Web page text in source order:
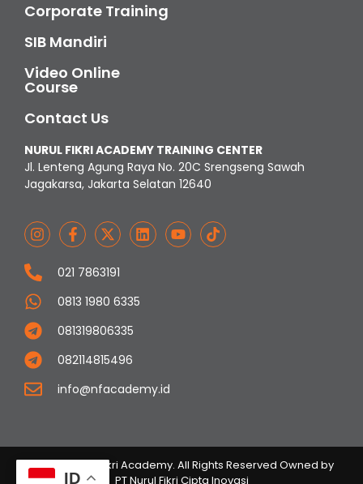
Corporate Training
SIB Mandiri
Video Online
Course
Contact Us
NURUL FIKRI ACADEMY TRAINING CENTER
Jl. Lenteng Agung Raya No. 20C Srengseng Sawah
Jagakarsa, Jakarta Selatan 12640
021 7863191
0813 1980 6335
081319806335
082114815496
info@nfacademy.id
© 2023 Nurul Fikri Academy. All Rights Reserved Owned by
PT Nurul Fikri Cipta Inovasi
ID